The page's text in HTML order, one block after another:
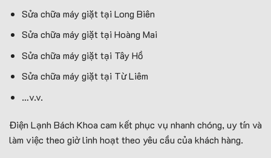
Sửa chữa máy giặt tại Long Biên
Sửa chữa máy giặt tại Hoàng Mai
Sửa chữa máy giặt tại Tây Hồ
Sửa chữa máy giặt tại Từ Liêm
…v.v.
Điện Lạnh Bách Khoa cam kết phục vụ nhanh chóng, uy tín và
làm việc theo giờ linh hoạt theo yêu cầu của khách hàng.